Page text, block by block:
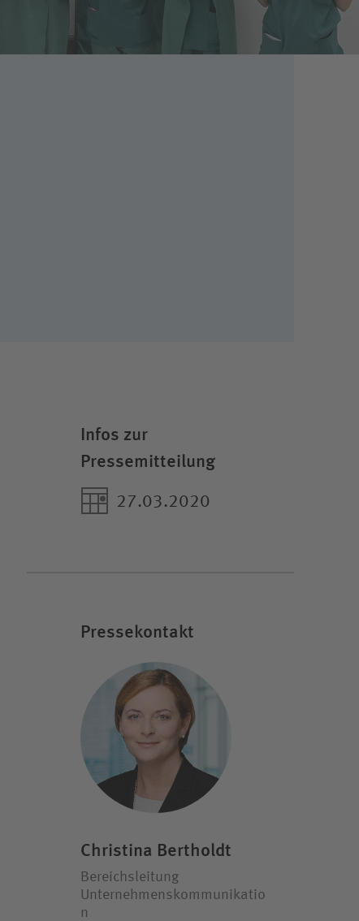
Infos zur
Pressemitteilung
27.03.2020
Pressekontakt
Christina Bertholdt
Bereichsleitung
Unternehmenskommunikatio
n